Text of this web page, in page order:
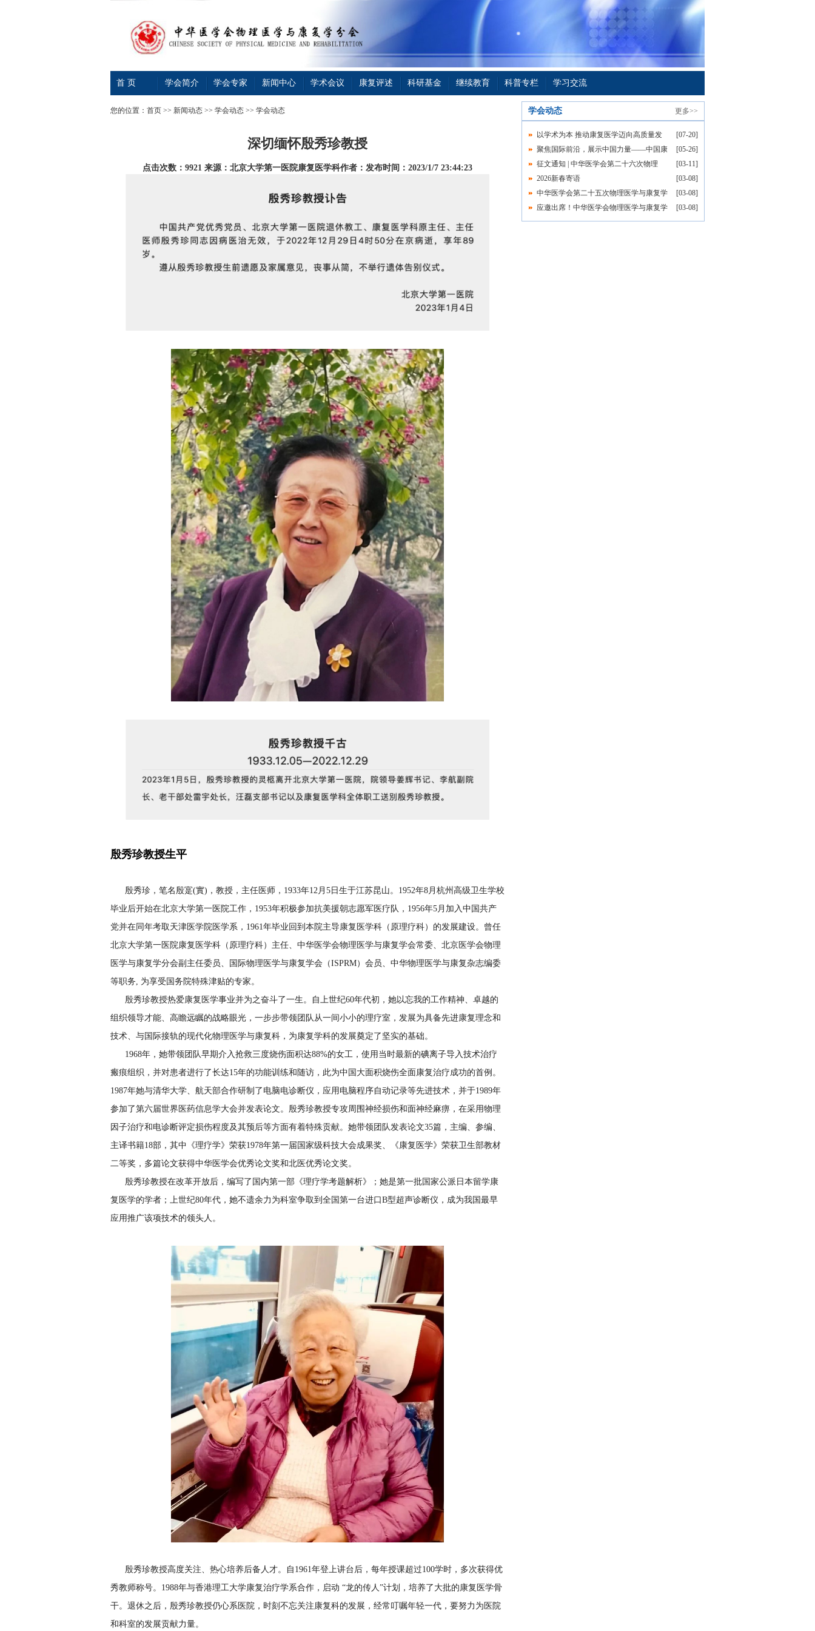
首 页 学会简介 学会专家 新闻中心 学术会议 康复评述 科研基金 继续教育 科普专栏 学习交流
您的位置： 首页 >> 新闻动态 >> 学会动态 >> 学会动态
深切缅怀殷秀珍教授
点击次数：9921 来源：北京大学第一医院康复医学科作者： 发布时间：2023/1/7 23:44:23
殷秀珍教授生平
殷秀珍，笔名殷寔(實)，教授，主任医师，1933年12月5日生于江苏昆山。1952年8月杭州高级卫生学校
毕业后开始在北京大学第一医院工作，1953年积极参加抗美援朝志愿军医疗队，1956年5月加入中国共产
党并在同年考取天津医学院医学系，1961年毕业回到本院主导康复医学科（原理疗科）的发展建设。曾任
北京大学第一医院康复医学科（原理疗科）主任、中华医学会物理医学与康复学会常委、北京医学会物理
医学与康复学分会副主任委员、国际物理医学与康复学会（ISPRM）会员、中华物理医学与康复杂志编委
等职务, 为享受国务院特殊津贴的专家。
殷秀珍教授热爱康复医学事业并为之奋斗了一生。自上世纪60年代初，她以忘我的工作精神、卓越的
组织领导才能、高瞻远瞩的战略眼光，一步步带领团队从一间小小的理疗室，发展为具备先进康复理念和
技术、与国际接轨的现代化物理医学与康复科，为康复学科的发展奠定了坚实的基础。
1968年，她带领团队早期介入抢救三度烧伤面积达88%的女工，使用当时最新的碘离子导入技术治疗
瘢痕组织，并对患者进行了长达15年的功能训练和随访，此为中国大面积烧伤全面康复治疗成功的首例。
1987年她与清华大学、航天部合作研制了电脑电诊断仪，应用电脑程序自动记录等先进技术，并于1989年
参加了第六届世界医药信息学大会并发表论文。殷秀珍教授专攻周围神经损伤和面神经麻痹，在采用物理
因子治疗和电诊断评定损伤程度及其预后等方面有着特殊贡献。她带领团队发表论文35篇，主编、参编、
主译书籍18部，其中《理疗学》荣获1978年第一届国家级科技大会成果奖、《康复医学》荣获卫生部教材
二等奖，多篇论文获得中华医学会优秀论文奖和北医优秀论文奖。
殷秀珍教授在改革开放后，编写了国内第一部《理疗学考题解析》；她是第一批国家公派日本留学康
复医学的学者；上世纪80年代，她不遗余力为科室争取到全国第一台进口B型超声诊断仪，成为我国最早
应用推广该项技术的领头人。
殷秀珍教授高度关注、热心培养后备人才。自1961年登上讲台后，每年授课超过100学时，多次获得优
秀教师称号。1988年与香港理工大学康复治疗学系合作，启动 “龙的传人”计划，培养了大批的康复医学骨
干。退休之后，殷秀珍教授仍心系医院，时刻不忘关注康复科的发展，经常叮嘱年轻一代，要努力为医院
和科室的发展贡献力量。
更多>>
学会动态
以学术为本 推动康复医学迈向高质量发
[07-20]
聚焦国际前沿，展示中国力量——中国康
[05-26]
征文通知 | 中华医学会第二十六次物理
[03-11]
2026新春寄语
[03-08]
中华医学会第二十五次物理医学与康复学
[03-08]
应邀出席！中华医学会物理医学与康复学
[03-08]